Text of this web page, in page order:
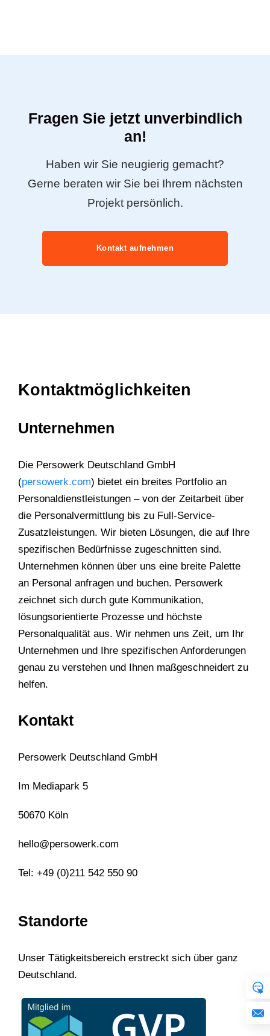
Fragen Sie jetzt unverbindlich
an!
Haben wir Sie neugierig gemacht?
Gerne beraten wir Sie bei Ihrem nächsten
Projekt persönlich.
Kontakt aufnehmen
Kontaktmöglichkeiten
Unternehmen
Die Persowerk Deutschland GmbH
(persowerk.com) bietet ein breites Portfolio an
Personaldienstleistungen – von der Zeitarbeit über
die Personalvermittlung bis zu Full-Service-
Zusatzleistungen. Wir bieten Lösungen, die auf Ihre
spezifischen Bedürfnisse zugeschnitten sind.
Unternehmen können über uns eine breite Palette
an Personal anfragen und buchen. Persowerk
zeichnet sich durch gute Kommunikation,
lösungsorientierte Prozesse und höchste
Personalqualität aus. Wir nehmen uns Zeit, um Ihr
Unternehmen und Ihre spezifischen Anforderungen
genau zu verstehen und Ihnen maßgeschneidert zu
helfen.
Kontakt
Persowerk Deutschland GmbH
Im Mediapark 5
50670 Köln
hello@persowerk.com
Tel: +49 (0)211 542 550 90
Standorte
Unser Tätigkeitsbereich erstreckt sich über ganz
Deutschland.